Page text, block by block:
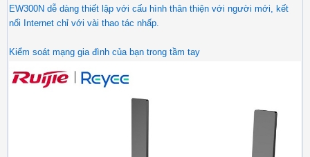
EW300N dễ dàng thiết lập với cấu hình thân thiện với người mới, kết
nối Internet chỉ với vài thao tác nhấp.
Kiểm soát mạng gia đình của bạn trong tầm tay